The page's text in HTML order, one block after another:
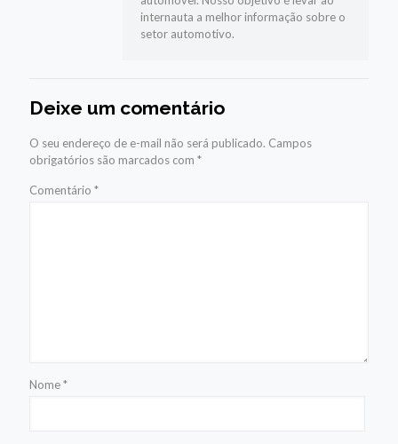
internauta a melhor informação sobre o
setor automotivo.
Deixe um comentário
O seu endereço de e-mail não será publicado. Campos
obrigatórios são marcados com *
Comentário *
Nome*